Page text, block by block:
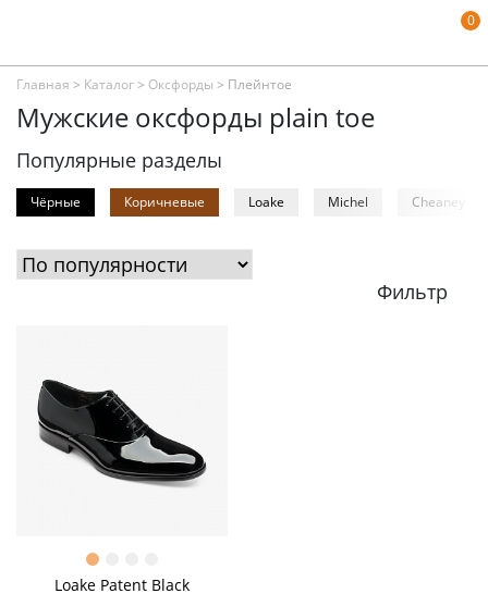
0
Главная > Каталог> Оксфорды > Плейнтое
Мужские оксфорды plain toe
Популярные разделы
Чёрные Коричневые Loake Michel Cheaney
Фильтр
Loake Patent Black